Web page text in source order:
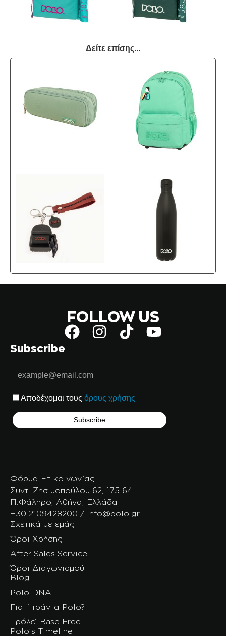
Δείτε επίσης...
FOLLOW US
Subscribe
Αποδέχομαι τους όρους χρήσης
Φόρμα Επικοινωνίας
Συντ. Ζησιμοπούλου 62, 175 64
Π.Φάληρο, Αθήνα, Ελλάδα
+30 2109428200 / info@polo.gr
Σχετικά με εμάς
Όροι Χρήσης
After Sales Service
Όροι Διαγωνισμού
Blog
Polo DNA
Γιατί τσάντα Polo?
Τρόλεϊ Base Free
Polo’s Timeline